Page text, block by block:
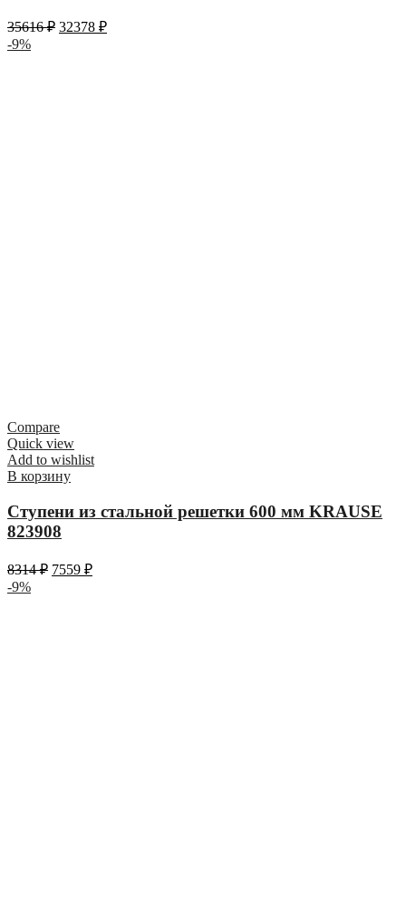
35616₽ 32378 ₽
-9%
Compare
Quick view
Add to wishlist
В корзину
Ступени из стальной решетки 600 мм KRAUSE
823908
8314₽ 7559 ₽
-9%